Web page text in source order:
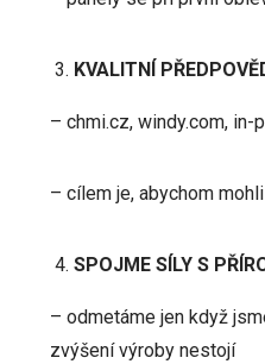
KVALITNÍ
– chmi.cz, windy.com, in-
– cílem je, abychom
SPOJME SÍLY S
– odmetáme jen když
zvýšení výroby nestojí